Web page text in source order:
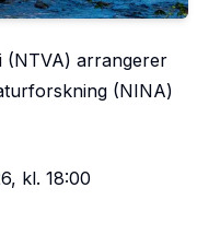
(NTVA) arrangerer
(NINA)
kl. 18:00